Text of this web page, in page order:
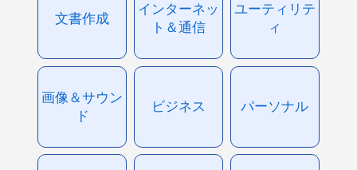
文書作成
インターネッ
ト＆通信
ユーティリテ
ィ
画像＆サウン
ド
ビジネス パーソナル